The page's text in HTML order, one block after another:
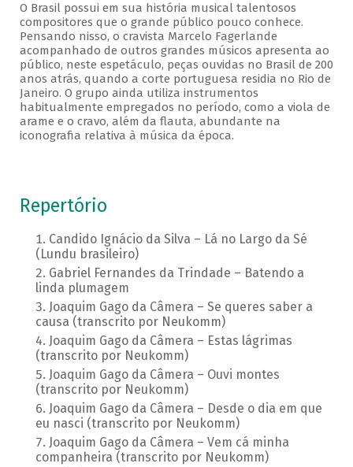
O Brasil possui em sua história musical talentosos
compositores que o grande público pouco conhece.
Pensando nisso, o cravista Marcelo Fagerlande
acompanhado de outros grandes músicos apresenta ao
público, neste espetáculo, peças ouvidas no Brasil de 200
anos atrás, quando a corte portuguesa residia no Rio de
Janeiro. O grupo ainda utiliza instrumentos
habitualmente empregados no período, como a viola de
arame e o cravo, além da flauta, abundante na
iconografia relativa à música da época.
Repertório
Candido Ignácio da Silva – Lá no Largo da Sé
(Lundu brasileiro)
Gabriel Fernandes da Trindade – Batendo a
linda plumagem
Joaquim Gago da Câmera – Se queres saber a
causa (transcrito por Neukomm)
Joaquim Gago da Câmera – Estas lágrimas
(transcrito por Neukomm)
Joaquim Gago da Câmera – Ouvi montes
(transcrito por Neukomm)
Joaquim Gago da Câmera – Desde o dia em que
eu nasci (transcrito por Neukomm)
Joaquim Gago da Câmera – Vem cá minha
companheira (transcrito por Neukomm)